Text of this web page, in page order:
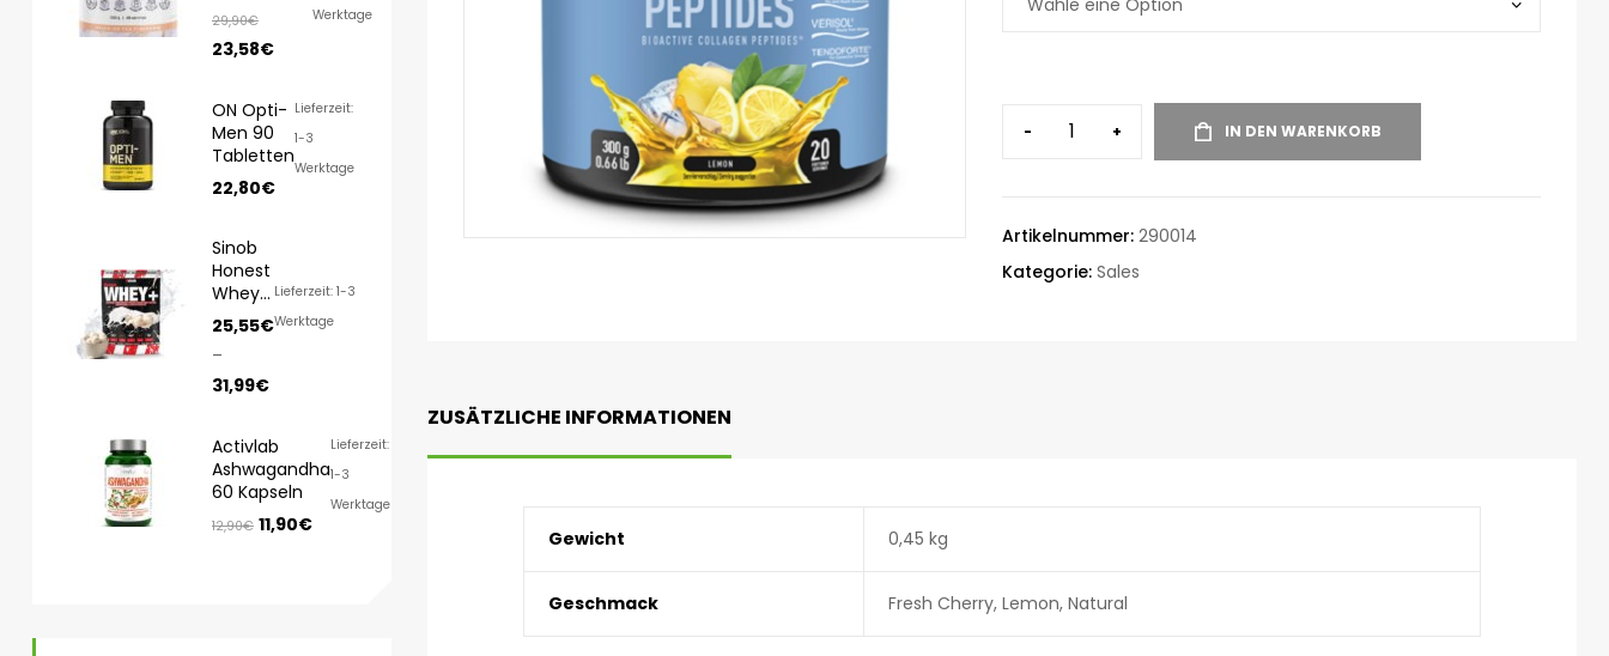
- + IN DEN WARENKORB
Artikelnummer: 290014
Kategorie: Sales
ZUSÄTZLICHE INFORMATIONEN
Gewicht 0,45 kg
Geschmack Fresh Cherry, Lemon, Natural
350g
29,90€
23,58€
Werktage
ON Opti-
Men 90
Tabletten
22,80€
Lieferzeit:
1-3
Werktage
Sinob
Honest
Whey
1000g/
820g
25,55€
–
31,99€
Lieferzeit: 1-3
Werktage
Activlab
Ashwagandha
60 Kapseln
12,90€ 11,90€
Lieferzeit:
1-3
Werktage